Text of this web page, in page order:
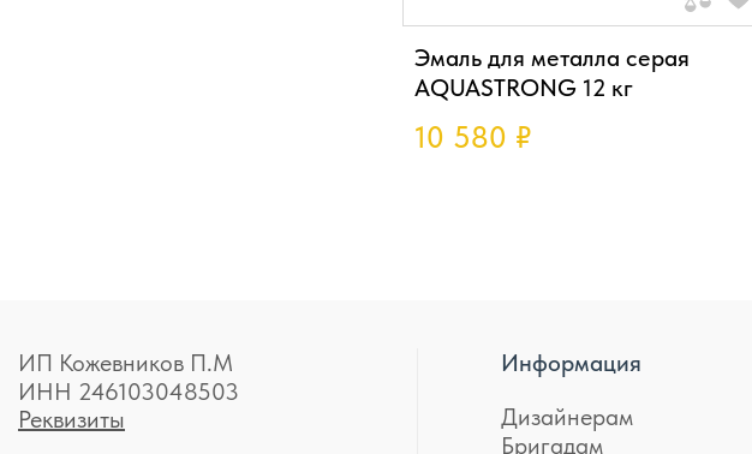
Эмаль для металла серая
AQUASTRONG 12 кг
10 580 ₽
ИП Кожевников П.М
ИНН 246103048503
Реквизиты
Информация
Дизайнерам
Бригадам